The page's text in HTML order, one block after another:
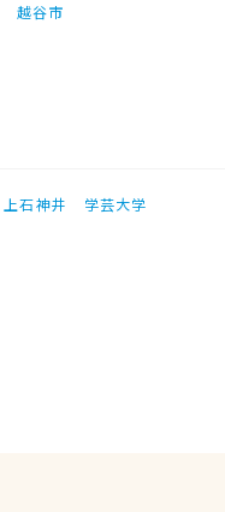
越谷市
上石神井
学芸大学